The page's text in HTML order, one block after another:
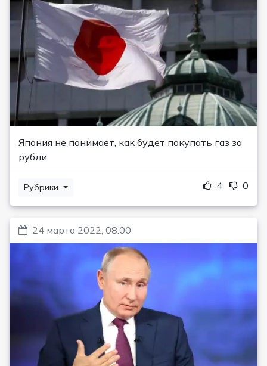
Япония не понимает, как будет покупать газ за
рубли
Рубрики 4 0
24 марта 2022, 08:00